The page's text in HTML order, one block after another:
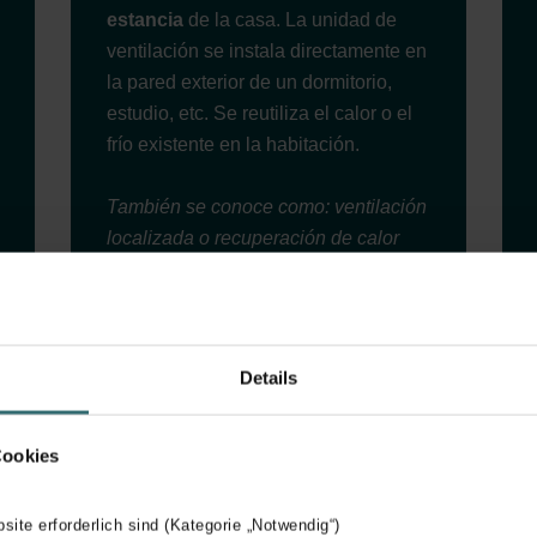
Details
erforderlich sind (Kategorie „Notwendig“)
estancia de la casa. La unidad de
ventilación se instala directamente en
la pared exterior de un dormitorio,
estudio, etc. Se reutiliza el calor o el
frío existente en la habitación.
También se conoce como: ventilación
localizada o recuperación de calor
confort gracias a la filtración del aire.